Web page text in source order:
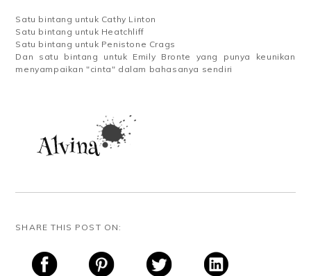
Satu bintang untuk Cathy Linton
Satu bintang untuk Heatchliff
Satu bintang untuk Penistone Crags
Dan satu bintang untuk Emily Bronte yang punya keunikan
menyampaikan "cinta" dalam bahasanya sendiri
SHARE THIS POST ON: